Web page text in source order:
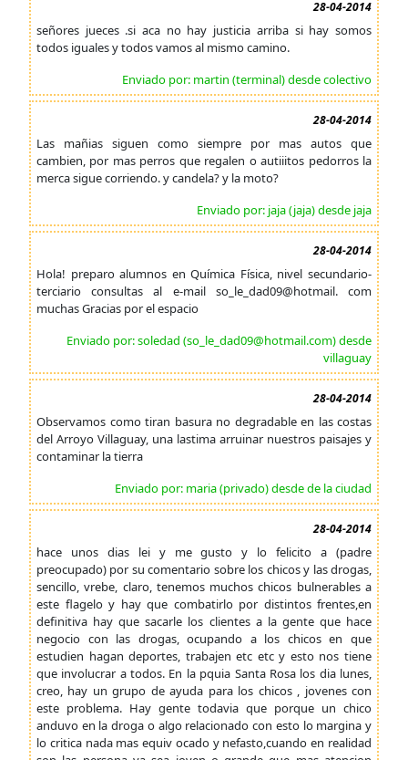
28-04-2014
señores jueces .si aca no hay justicia arriba si hay somos
todos iguales y todos vamos al mismo camino.
Enviado por: martin (terminal) desde colectivo
28-04-2014
Las mañias siguen como siempre por mas autos que
cambien, por mas perros que regalen o autiiitos pedorros la
merca sigue corriendo. y candela? y la moto?
Enviado por: jaja (jaja) desde jaja
28-04-2014
Hola! preparo alumnos en Química Física, nivel secundario-
terciario consultas al e-mail so_le_dad09@hotmail. com
muchas Gracias por el espacio
Enviado por: soledad (so_le_dad09@hotmail.com) desde
villaguay
28-04-2014
Observamos como tiran basura no degradable en las costas
del Arroyo Villaguay, una lastima arruinar nuestros paisajes y
contaminar la tierra
Enviado por: maria (privado) desde de la ciudad
28-04-2014
hace unos dias lei y me gusto y lo felicito a (padre
preocupado) por su comentario sobre los chicos y las drogas,
sencillo, vrebe, claro, tenemos muchos chicos bulnerables a
este flagelo y hay que combatirlo por distintos frentes,en
definitiva hay que sacarle los clientes a la gente que hace
negocio con las drogas, ocupando a los chicos en que
estudien hagan deportes, trabajen etc etc y esto nos tiene
que involucrar a todos. En la pquia Santa Rosa los dia lunes,
creo, hay un grupo de ayuda para los chicos , jovenes con
este problema. Hay gente todavia que porque un chico
anduvo en la droga o algo relacionado con esto lo margina y
lo critica nada mas equiv ocado y nefasto,cuando en realidad